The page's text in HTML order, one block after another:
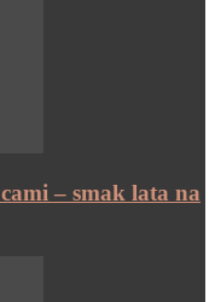
– smak lata na